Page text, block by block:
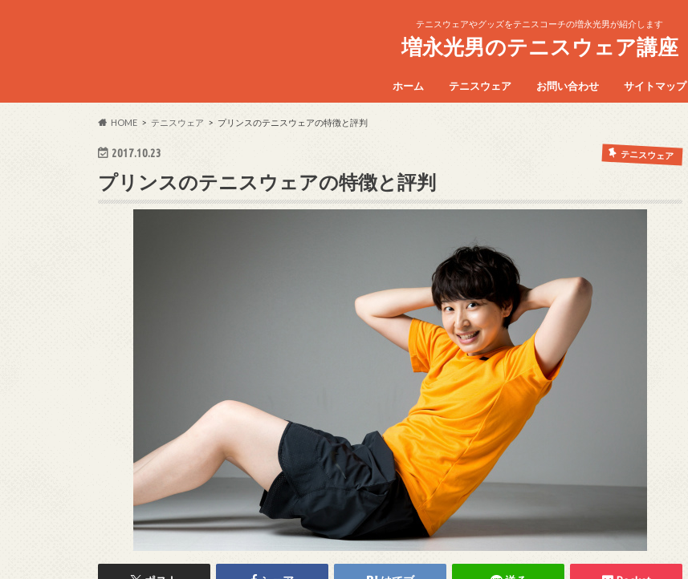
テニスウェアやグッズをテニスコーチの増永光男が紹介します
増永光男のテニスウェア講座
ホーム テニスウェア お問い合わせ サイトマップ
HOME テニスウェア プリンスのテニスウェアの特徴と評判
2017.10.23 テニスウェア
プリンスのテニスウェアの特徴と評判